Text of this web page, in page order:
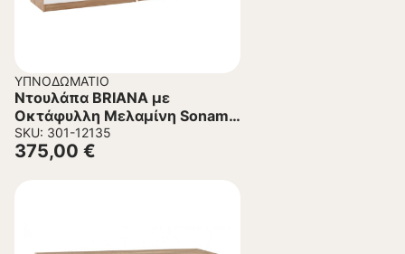
ΥΠΝΟΔΩΜΆΤΙΟ
Ντουλάπα BRIANA με
Οκτάφυλλη Μελαμίνη Sonama
– Λευκό 241×42,5Χ180,5Υεκ.
SKU: 301-12135
375,00 €